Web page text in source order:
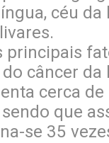
céu da
principais
câncer da
cerca de
que
se 35